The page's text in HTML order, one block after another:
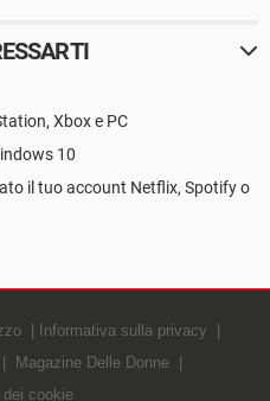
Xbox e PC
10
il tuo account Netflix, Spotify o
Informativa sulla privacy
Magazine Delle Donne
cookie